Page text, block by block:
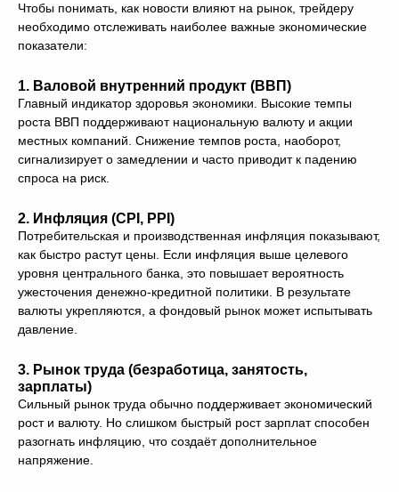
Чтобы понимать, как новости влияют на рынок, трейдеру
необходимо отслеживать наиболее важные экономические
показатели:
1. Валовой внутренний продукт (ВВП)
Главный индикатор здоровья экономики. Высокие темпы
роста ВВП поддерживают национальную валюту и акции
местных компаний. Снижение темпов роста, наоборот,
сигнализирует о замедлении и часто приводит к падению
спроса на риск.
2. Инфляция (CPI, PPI)
Потребительская и производственная инфляция показывают,
как быстро растут цены. Если инфляция выше целевого
уровня центрального банка, это повышает вероятность
ужесточения денежно-кредитной политики. В результате
валюты укрепляются, а фондовый рынок может испытывать
давление.
3. Рынок труда (безработица, занятость,
зарплаты)
Сильный рынок труда обычно поддерживает экономический
рост и валюту. Но слишком быстрый рост зарплат способен
разогнать инфляцию, что создаёт дополнительное
напряжение.